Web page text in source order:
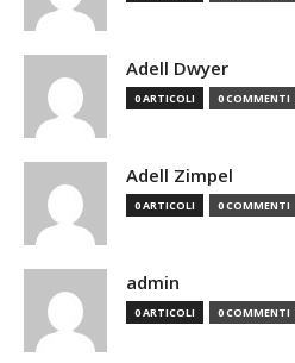
Adell Dwyer
0 ARTICOLI 0 COMMENTI
Adell Zimpel
0 ARTICOLI 0 COMMENTI
admin
0 ARTICOLI 0 COMMENTI